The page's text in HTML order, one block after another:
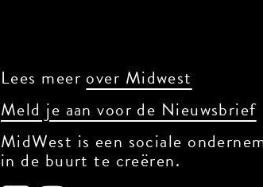
Lees meer over Midwest
Meld je aan voor de Nieuwsbrief
MidWest is een sociale
in de buurt te creëren.